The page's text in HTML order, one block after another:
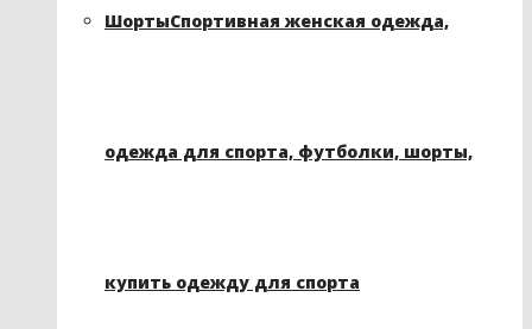
ШортыСпортивная женская одежда,
одежда для спорта, футболки, шорты,
купить одежду для спорта